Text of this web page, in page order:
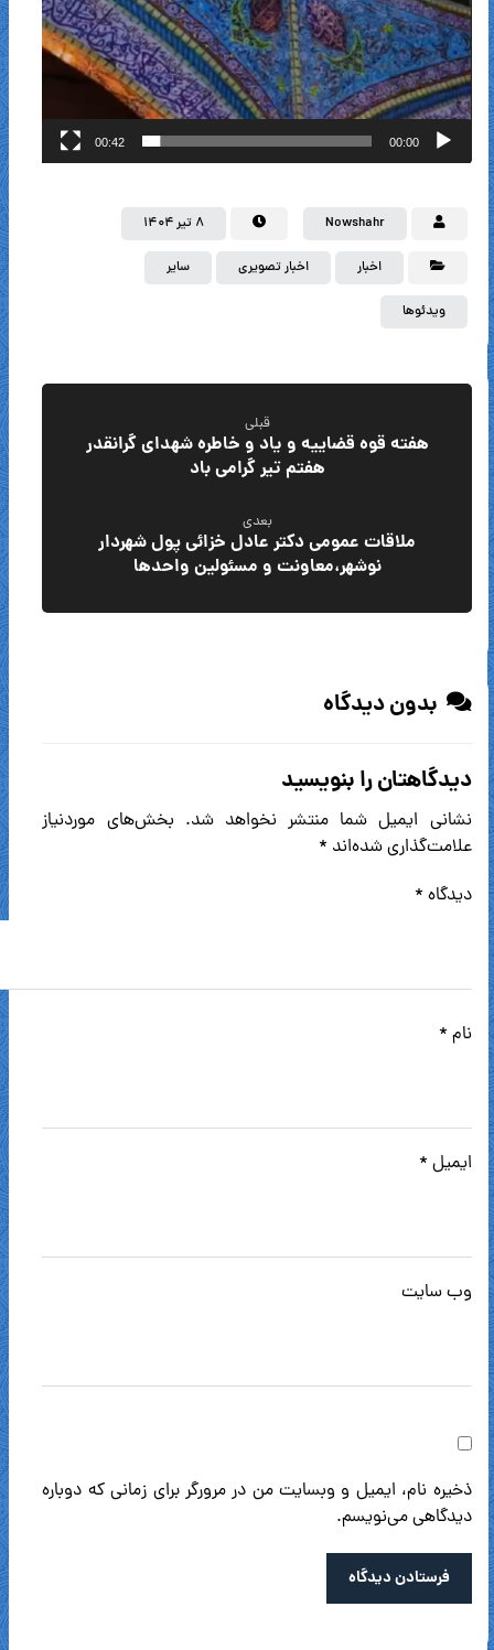
00:00
00:42
Nowshahr ۸ تیر ۱۴۰۴
اخبار اخبار تصویری سایر
ویدئوها
قبلی
هفته قوه قضاییه و یاد و خاطره شهدای گرانقدر
هفتم تیر گرامی باد
بعدی
ملاقات عمومی دکتر عادل خزائی پول شهردار
نوشهر،معاونت و مسئولین واحدها
بدون دیدگاه
دیدگاهتان را بنویسید
نشانی ایمیل شما منتشر نخواهد شد. بخش‌های موردنیاز
علامت‌گذاری شده‌اند *
دیدگاه *
نام *
ایمیل *
وب‌ سایت
ذخیره نام، ایمیل و وبسایت من در مرورگر برای زمانی که دوباره
دیدگاهی می‌نویسم.
فرستادن دیدگاه